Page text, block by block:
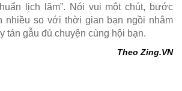
lịch lãm”. Nói vui một chút, bước
nhiều so với thời gian bạn ngồi nhâm
tán gẫu đủ chuyện cùng hội bạn.
Theo Zing.VN